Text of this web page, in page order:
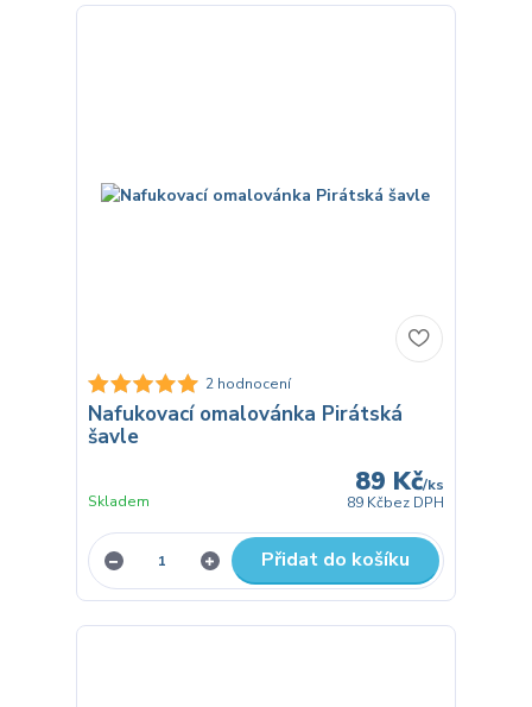
2 hodnocení
Nafukovací omalovánka Pirátská
šavle
89 Kč/ks
89 Kčbez DPH
Skladem
Přidat do košíku